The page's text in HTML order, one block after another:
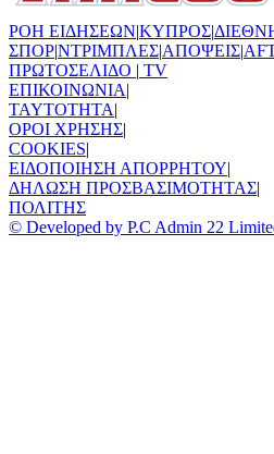
ΡΟΗ ΕΙΔΗΣΕΩΝ|ΚΥΠΡΟΣ|
ΣΠΟΡ|ΝΤΡΙΜΠΛΕΣ|ΑΠΟΨΕΙΣ|
ΠΡΩΤΟΣΕΛΙΔΟ | TV
ΕΠΙΚΟΙΝΩΝΙΑ|
TAYTOTHTA|
ΟΡΟΙ ΧΡΗΣΗΣ|
COOKIES|
ΕΙΔΟΠΟΙΗΣΗ ΑΠΟΡΡΗΤΟΥ|
ΔΗΛΩΣΗ ΠΡΟΣΒΑΣΙΜΟΤΗΤΑΣ|
ΠΟΛΙΤΗΣ
© Developed by P.C Admin 22